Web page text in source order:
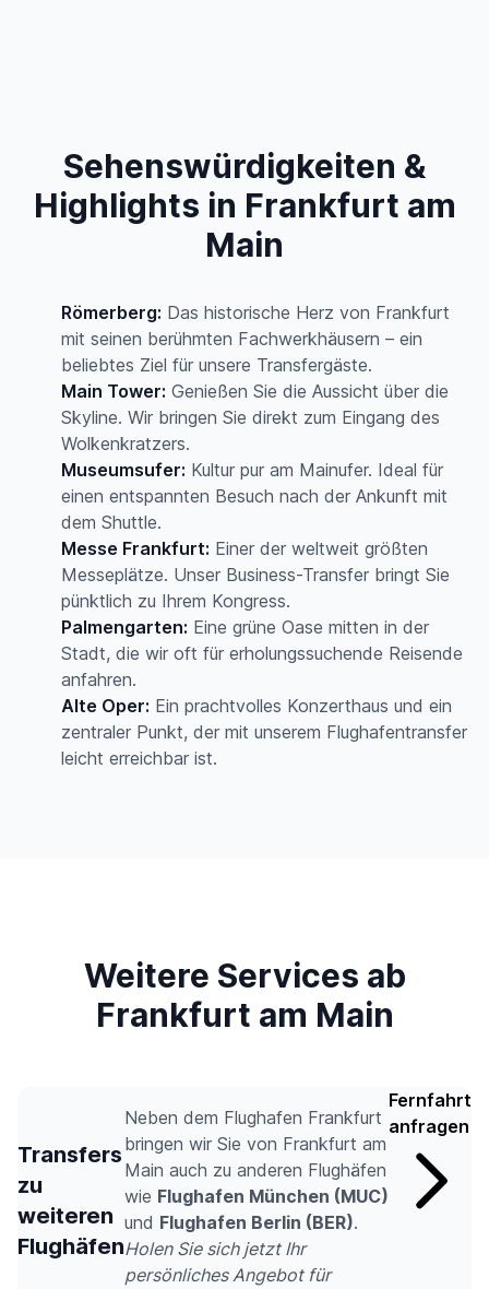
Sehenswürdigkeiten &
Highlights in Frankfurt am
Main
Römerberg: Das historische Herz von Frankfurt
mit seinen berühmten Fachwerkhäusern – ein
beliebtes Ziel für unsere Transfergäste.
Main Tower: Genießen Sie die Aussicht über die
Skyline. Wir bringen Sie direkt zum Eingang des
Wolkenkratzers.
Museumsufer: Kultur pur am Mainufer. Ideal für
einen entspannten Besuch nach der Ankunft mit
dem Shuttle.
Messe Frankfurt: Einer der weltweit größten
Messeplätze. Unser Business-Transfer bringt Sie
pünktlich zu Ihrem Kongress.
Palmengarten: Eine grüne Oase mitten in der
Stadt, die wir oft für erholungssuchende Reisende
anfahren.
Alte Oper: Ein prachtvolles Konzerthaus und ein
zentraler Punkt, der mit unserem Flughafentransfer
leicht erreichbar ist.
Weitere Services ab
Frankfurt am Main
Transfers
zu
weiteren
Flughäfen
Neben dem Flughafen Frankfurt
bringen wir Sie von Frankfurt am
Main auch zu anderen Flughäfen
wie Flughafen München (MUC)
und Flughafen Berlin (BER).
Holen Sie sich jetzt Ihr
persönliches Angebot für
Fernfahrt
anfragen